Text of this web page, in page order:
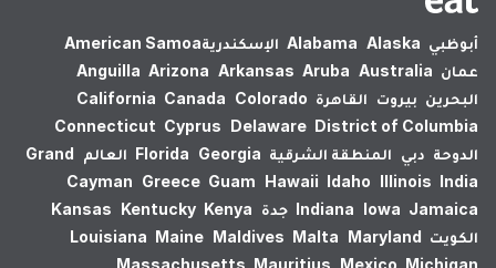
أبوظبي Alabama Alaska الإسكندرية‎American Samoa
عمان
Anguilla Arizona Arkansas Aruba Australia
البحرين بيروت القاهرة California Canada Colorado
Connecticut Cyprus Delaware District of Columbia
الدوحة دبي المنطقة الشرقية Florida Georgia العالم
Grand
Cayman Greece Guam Hawaii Idaho Illinois India
Indiana Iowa Jamaica جدة Kansas Kentucky Kenya
الكويت
Louisiana Maine Maldives Malta Maryland